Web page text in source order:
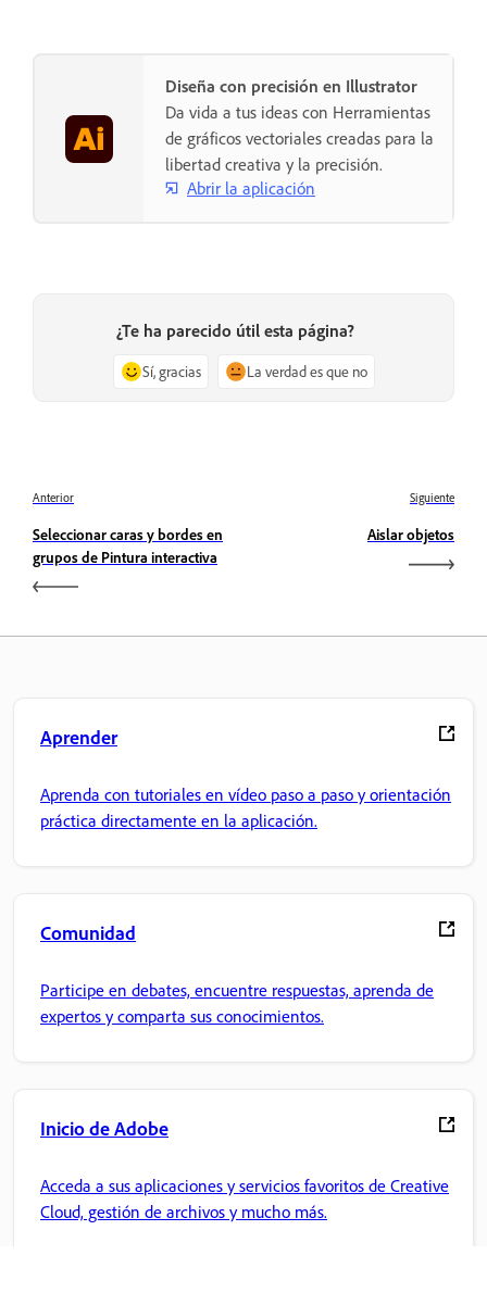
Diseña con precisión en Illustrator
Da vida a tus ideas con Herramientas
de gráficos vectoriales creadas para la
libertad creativa y la precisión.
Abrir la aplicación
¿Te ha parecido útil esta página?
Sí, gracias La verdad es que no
Anterior
Seleccionar caras y bordes en
grupos de Pintura interactiva
Siguiente
Aislar objetos
Aprender
Aprenda con tutoriales en vídeo paso a paso y orientación
práctica directamente en la aplicación.
Comunidad
Participe en debates, encuentre respuestas, aprenda de
expertos y comparta sus conocimientos.
Inicio de Adobe
Acceda a sus aplicaciones y servicios favoritos de Creative
Cloud, gestión de archivos y mucho más.